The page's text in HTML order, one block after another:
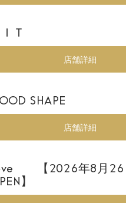
ＩＴ
店舗詳細
SHAPE
店舗詳細
【2026年8月26
】